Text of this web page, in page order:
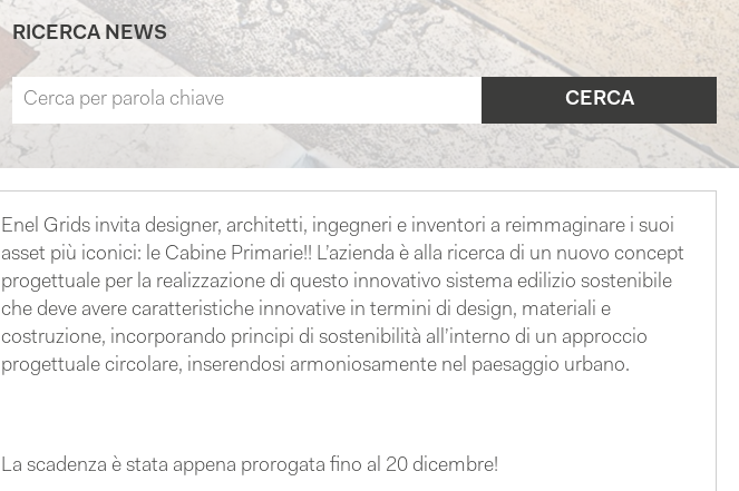
RICERCA NEWS
Enel Grids invita designer, architetti, ingegneri e inventori a reimmaginare i suoi
asset più iconici: le Cabine Primarie!! L’azienda è alla ricerca di un nuovo concept
progettuale per la realizzazione di questo innovativo sistema edilizio sostenibile
che deve avere caratteristiche innovative in termini di design, materiali e
costruzione, incorporando principi di sostenibilità all’interno di un approccio
progettuale circolare, inserendosi armoniosamente nel paesaggio urbano.
La scadenza è stata appena prorogata fino al 20 dicembre!